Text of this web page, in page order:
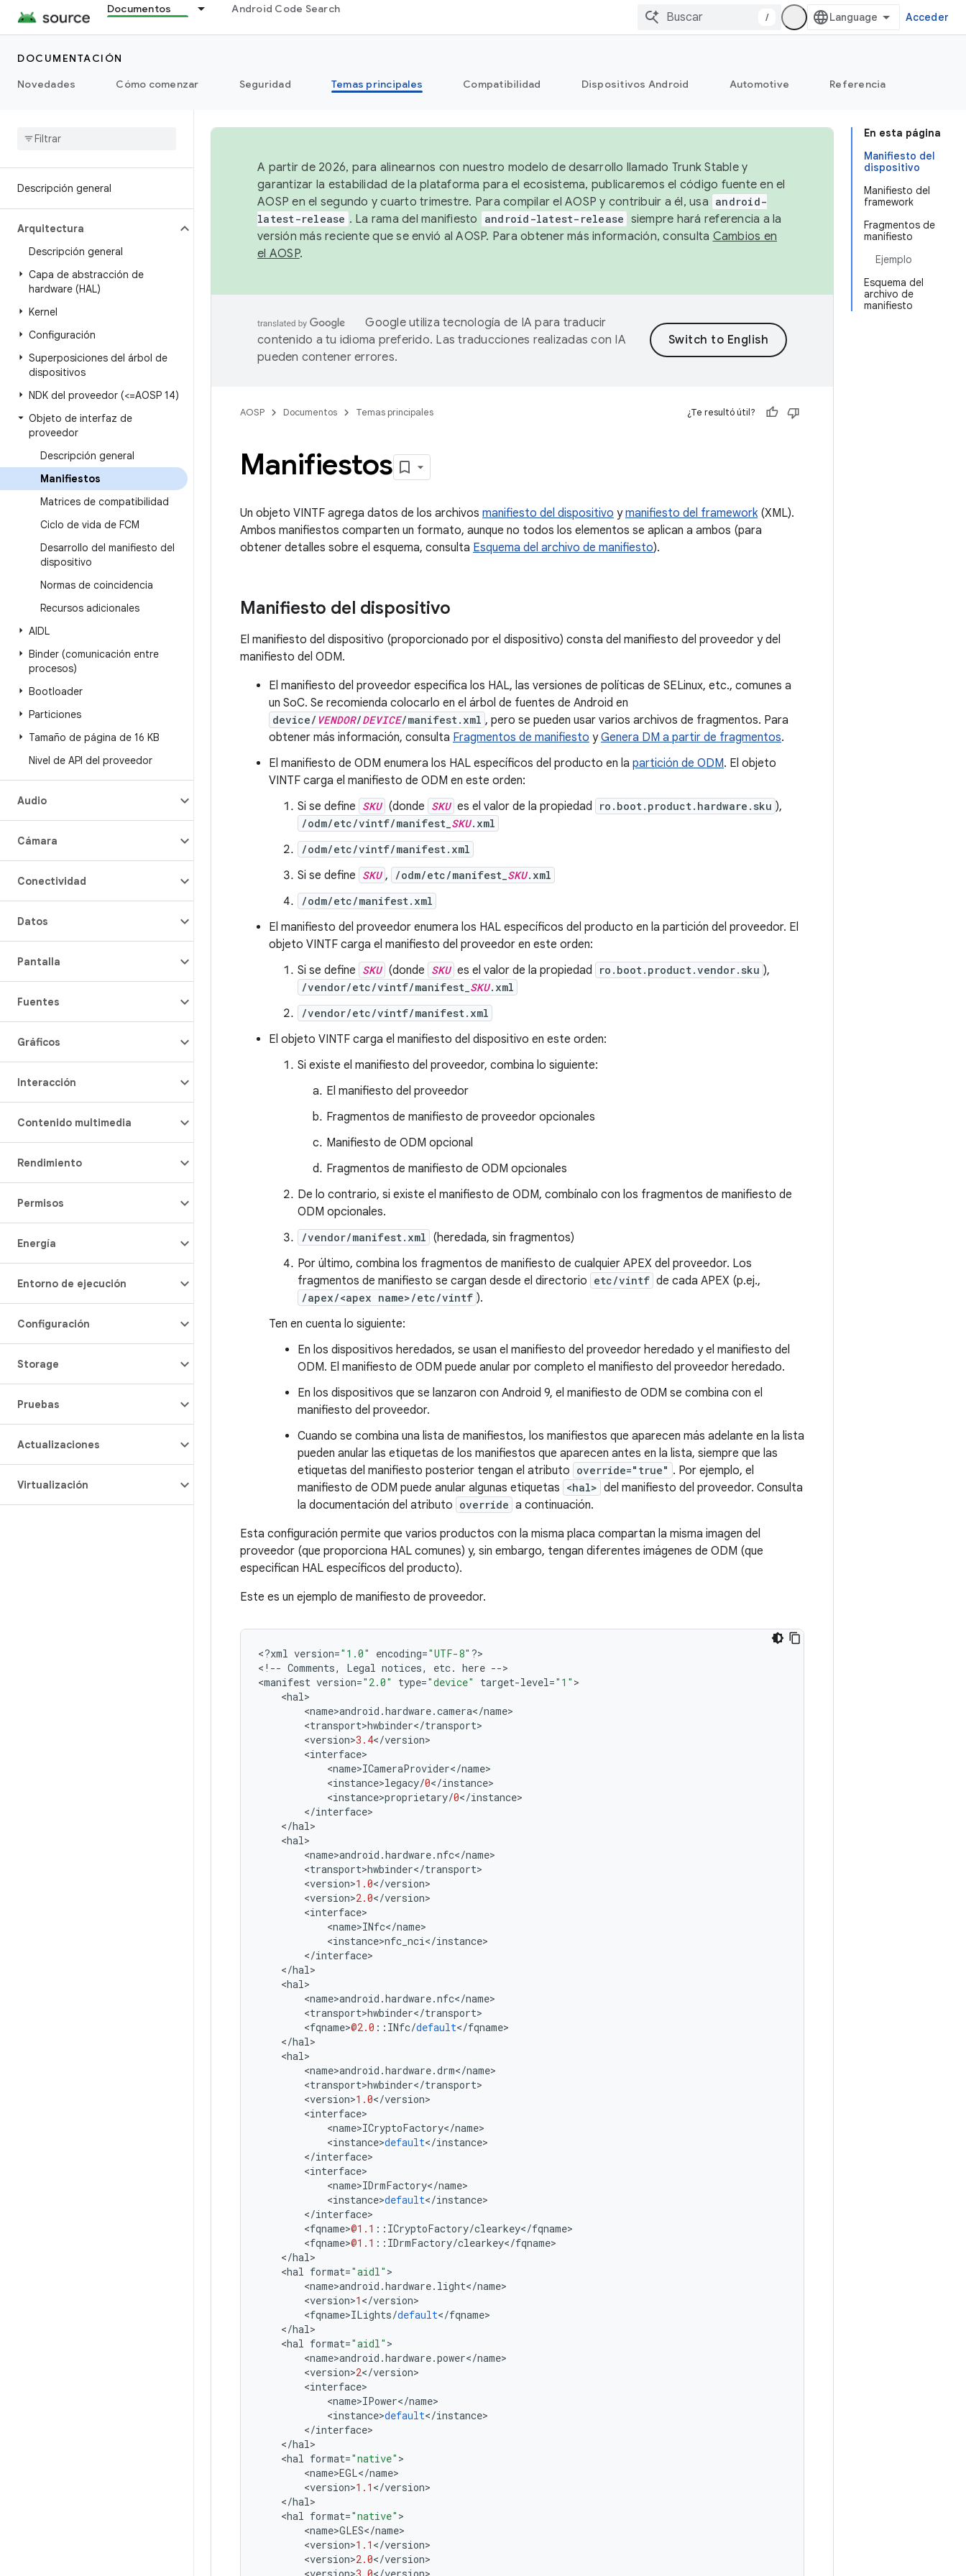
Documentos Android Code Search
/ Acceder
DOCUMENTACIÓN
Novedades
Cómo comenzar Seguridad Temas principales Compatibilidad Dispositivos Android Automotive Referencia
Descripción general
Arquitectura
Descripción general
Capa de abstracción de
hardware (HAL)
Kernel
Configuración
Superposiciones del árbol de
dispositivos
NDK del proveedor (<=AOSP 14)
Objeto de interfaz de
proveedor
Descripción general
Manifiestos
Matrices de compatibilidad
Ciclo de vida de FCM
Desarrollo del manifiesto del
dispositivo
Normas de coincidencia
Recursos adicionales
AIDL
Binder (comunicación entre
procesos)
Bootloader
Particiones
Tamaño de página de 16 KB
Nivel de API del proveedor
Audio
Cámara
Conectividad
Datos
Pantalla
Fuentes
Gráficos
Interacción
Contenido multimedia
Rendimiento
Permisos
Energía
Entorno de ejecución
Configuración
Storage
Pruebas
Actualizaciones
Virtualización
En esta página
Manifiesto del
dispositivo
Manifiesto del
framework
Fragmentos de
manifiesto
Ejemplo
Esquema del
archivo de
manifiesto
A partir de 2026, para alinearnos con nuestro modelo de desarrollo llamado Trunk Stable y
garantizar la estabilidad de la plataforma para el ecosistema, publicaremos el código fuente en el
AOSP en el segundo y cuarto trimestre. Para compilar el AOSP y contribuir a él, usa android-
latest-release . La rama del manifiesto android-latest-release siempre hará referencia a la
versión más reciente que se envió al AOSP. Para obtener más información, consulta Cambios en
el AOSP.
Google utiliza tecnología de IA para traducir
contenido a tu idioma preferido. Las traducciones realizadas con IA
pueden contener errores.
AOSP Documentos Temas principales ¿Te resultó útil?
Manifiestos
Un objeto VINTF agrega datos de los archivos manifiesto del dispositivo ymanifiesto del framework(XML).
Ambos manifiestos comparten un formato, aunque no todos los elementos se aplican a ambos (para
obtener detalles sobre el esquema, consulta Esquema del archivo de manifiesto).
Manifiesto del dispositivo
El manifiesto del dispositivo (proporcionado por el dispositivo) consta del manifiesto del proveedor y del
manifiesto del ODM.
El manifiesto del proveedor especifica los HAL, las versiones de políticas de SELinux, etc., comunes a
un SoC. Se recomienda colocarlo en el árbol de fuentes de Android en
device/ VENDOR/DEVICE/manifest.xml , pero se pueden usar varios archivos de fragmentos. Para
obtener más información, consulta Fragmentos de manifiesto yGenera DM a partir de fragmentos.
El manifiesto de ODM enumera los HAL específicos del producto en la partición de ODM. El objeto
VINTF carga el manifiesto de ODM en este orden:
Si se define SKU (donde SKU es el valor de la propiedad ro.boot.product.hardware.sku ),
/odm/etc/vintf/manifest_ SKU.xml
/odm/etc/vintf/manifest.xml
Si se define SKU , /odm/etc/manifest_ SKU.xml
/odm/etc/manifest.xml
El manifiesto del proveedor enumera los HAL específicos del producto en la partición del proveedor. El
objeto VINTF carga el manifiesto del proveedor en este orden:
Si se define SKU (donde SKU es el valor de la propiedad ro.boot.product.vendor.sku ),
/vendor/etc/vintf/manifest_ SKU.xml
/vendor/etc/vintf/manifest.xml
El objeto VINTF carga el manifiesto del dispositivo en este orden:
Si existe el manifiesto del proveedor, combina lo siguiente:
El manifiesto del proveedor
Fragmentos de manifiesto de proveedor opcionales
Manifiesto de ODM opcional
Fragmentos de manifiesto de ODM opcionales
De lo contrario, si existe el manifiesto de ODM, combínalo con los fragmentos de manifiesto de
ODM opcionales.
/vendor/manifest.xml (heredada, sin fragmentos)
Por último, combina los fragmentos de manifiesto de cualquier APEX del proveedor. Los
fragmentos de manifiesto se cargan desde el directorio etc/vintf de cada APEX (p.ej.,
/apex/<apex name>/etc/vintf ).
Ten en cuenta lo siguiente:
En los dispositivos heredados, se usan el manifiesto del proveedor heredado y el manifiesto del
ODM. El manifiesto de ODM puede anular por completo el manifiesto del proveedor heredado.
En los dispositivos que se lanzaron con Android 9, el manifiesto de ODM se combina con el
manifiesto del proveedor.
Cuando se combina una lista de manifiestos, los manifiestos que aparecen más adelante en la lista
pueden anular las etiquetas de los manifiestos que aparecen antes en la lista, siempre que las
etiquetas del manifiesto posterior tengan el atributo override="true" . Por ejemplo, el
manifiesto de ODM puede anular algunas etiquetas <hal> del manifiesto del proveedor. Consulta
la documentación del atributo override a continuación.
Esta configuración permite que varios productos con la misma placa compartan la misma imagen del
proveedor (que proporciona HAL comunes) y, sin embargo, tengan diferentes imágenes de ODM (que
especifican HAL específicos del producto).
Este es un ejemplo de manifiesto de proveedor.
<?xml version="1.0" encoding="UTF-8" ?>
< !-- Comments, Legal notices, etc. here -->
<manifest version="2.0" type="device" target-level="1" >
<hal>
<name>android .hardware.camera</name>
<transport>hwbinder</transport>
<version>3.4</version>
<interface>
<name>ICameraProvider</name>
<instance>legacy/0</instance>
<instance>proprietary/0</instance>
</interface>
</hal>
<hal>
<name>android .hardware.nfc</name>
<transport>hwbinder</transport>
<version>1.0</version>
<version>2.0</version>
<interface>
<name>INfc</name>
<instance>nfc_nci</instance>
</interface>
</hal>
<hal>
<name>android .hardware.nfc</name>
<transport>hwbinder</transport>
<fqname>@2.0 :: INfc/default</fqname>
</hal>
<hal>
<name>android .hardware.drm</name>
<transport>hwbinder</transport>
<version>1.0</version>
<interface>
<name>ICryptoFactory</name>
<instance>default</instance>
</interface>
<interface>
<name>IDrmFactory</name>
<instance>default</instance>
</interface>
<fqname>@1.1 :: ICryptoFactory/clearkey</fqname>
<fqname>@1.1 :: IDrmFactory/clearkey</fqname>
</hal>
<hal format="aidl" >
<name>android .hardware. light</name>
<version>1 </version>
<fqname>ILights/default</fqname>
</hal>
<hal format="aidl" >
<name>android .hardware.power</name>
<version>2</version>
<interface>
<name>IPower</name>
<instance>default</instance>
</interface>
</hal>
<hal format="native" >
<name>EGL</name>
<version>1.1 </version>
</hal>
<hal format="native" >
<name>GLES</name>
<version>1.1 </version>
<version>2.0</version>